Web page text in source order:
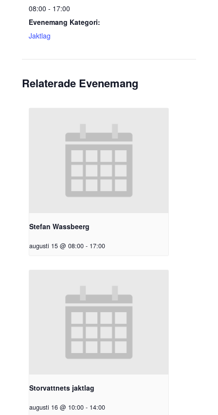
08:00 - 17:00
Evenemang Kategori:
Jaktlag
Relaterade Evenemang
Stefan Wassbeerg
augusti 15 @ 08:00 - 17:00
Storvattnets jaktlag
augusti 16 @ 10:00 - 14:00